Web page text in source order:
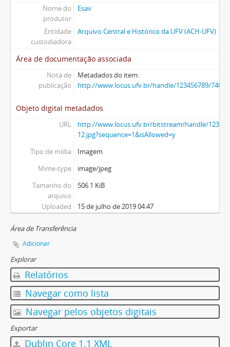
Nome do
produtor
Esav
Entidade
custodiadora
Arquivo Central e Histórico da UFV (ACH-UFV)
Área de documentação associada
Nota de
publicação
Metadados do item:
http://www.locus.ufv.br/handle/123456789/7408
Objeto digital metadados
URL
http://www.locus.ufv.br/bitstream/handle/
12.jpg?sequence=1&isAllowed=y
Tipo de mídia
Imagem
Mime-type
image/jpeg
Tamanho do
arquivo
506.1 KiB
Uploaded 15 de julho de 2019 04:47
Área de Transferência
Adicionar
Explorar
Relatórios
Navegar como lista
Navegar pelos objetos digitais
Exportar
Dublin Core 1.1 XML